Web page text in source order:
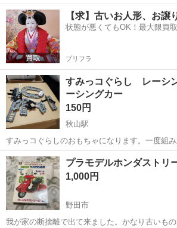
EXの塗装済み可動フィギュアです。 ABS製 全
てしまいました。 未開封の新品です。 手渡しのみ、発送不可です。
値引き交渉す...
千葉 習志野市 京成津田沼駅 模型、
機動戦士ガンダム
【求】古いお人形、お譲
状態が悪くてもOK！最大限買
プリフラ
すみっコぐらし レーシ
ーシングカー
150円
秋山駅
すみっコぐらしのおもちゃになります。一度組み
した。ちゃんと動きます。パーツは揃っている
組み立ててみていません。 取りに来て頂ける方
（ぬいぐるみ等小物に関しては、たく...
千葉 松戸市 模型、プラモデル
プラモデルホンダストリ
1,000円
野田市
我が家の断捨離で出て来ました。かなり古いもの